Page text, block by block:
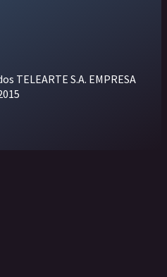
TELEARTE S.A. EMPRESA